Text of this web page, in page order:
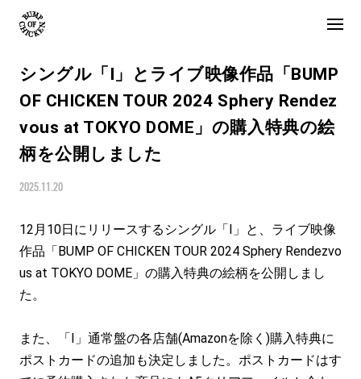
シングル「I」とライブ映像作品「BUMP
OF CHICKEN TOUR 2024 Sphery Rendez
vous at TOKYO DOME」の購入特典の絵
柄を公開しました
2025.11.20
12月10日にリリースするシングル「I」と、ライブ映像
作品「BUMP OF CHICKEN TOUR 2024 Sphery Rendezvo
us at TOKYO DOME」の購入特典の絵柄を公開しまし
た。
また、「I」通常盤の各店舗(Amazonを除く)購入特典に
ポストカードの追加も決定しました。ポストカードはす